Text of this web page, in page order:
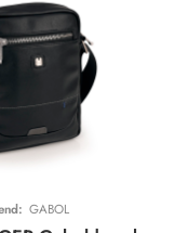
GABOL